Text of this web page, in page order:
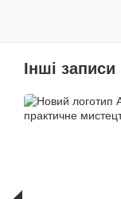
Інші записи